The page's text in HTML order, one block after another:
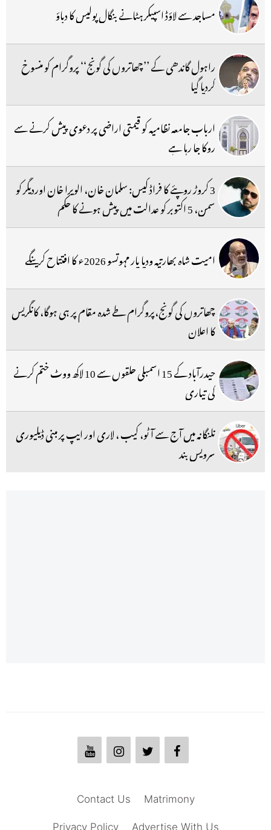
مساجد سے لاؤڈ اسپیکر ہٹانے بنگال پولیس کا دباؤ
راہول گاندھی کے ’’چھاتروں کی گونج‘‘ پروگرام کو منسوخ
کردیا گیا
ارباب جامعہ نظامیہ کو قیمتی اراضی پر دعوی پیش کرنے سے
روکا جا رہا ہے
3 کروڑ روپئے کا فراڈ کیس: سلمان خان، الویرا خان اوردیگر کو
سمن، 5 اکتوبر کو عدالت میں پیش ہونے کا حکم
امیت شاہ بھارتیہ ودیا پار مہوتسو 2026ء کا افتتاح کرینگے
چھاتروں کی گونج،پروگرام طے شدہ مقام پر ہی ہوگا، کانگریس
کا اعلان
حیدرآباد کے 15 اسمبلی حلقوں سے 10 لاکھ ووٹ ختم کرنے
کی تیاری
تلنگانہ میں آج سے آٹو، کیب ، لاری اور ایپ پر مبنی ڈیلیوری
سرویس بند
Matrimony
Contact Us
Advertise With Us
Privacy Policy